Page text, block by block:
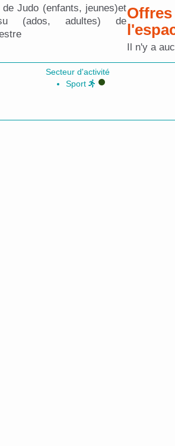
de Judo (enfants, jeunes)et
(ados, adultes) de
Il n'y a
Secteur d'activité
Sport